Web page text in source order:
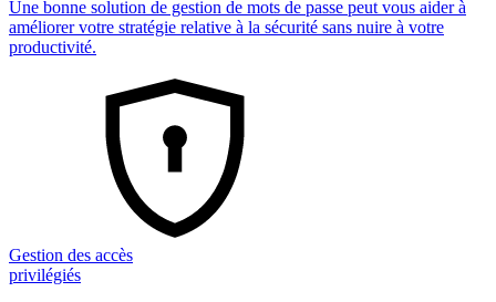
Une bonne solution de gestion de mots de passe peut vous aider à
améliorer votre stratégie relative à la sécurité sans nuire à votre
productivité.
Gestion des accès
privilégiés